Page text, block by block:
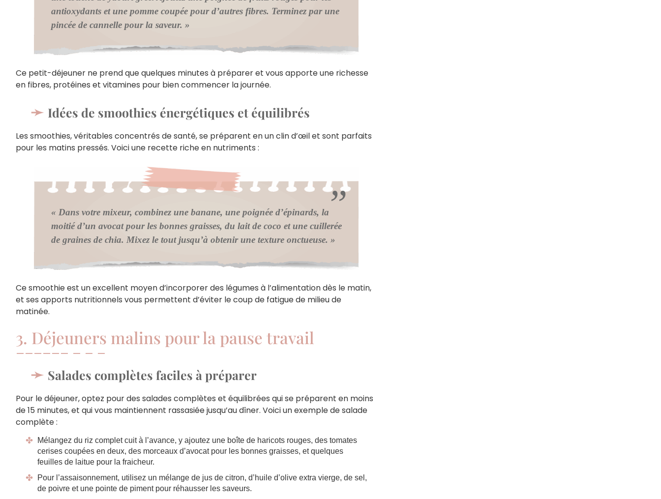
antioxydants et une pomme coupée pour d’autres fibres. Terminez par une
pincée de cannelle pour la saveur. »
Ce petit-déjeuner ne prend que quelques minutes à préparer et vous apporte une richesse
en fibres, protéines et vitamines pour bien commencer la journée.
Idées de smoothies énergétiques et équilibrés
Les smoothies, véritables concentrés de santé, se préparent en un clin d’œil et sont parfaits
pour les matins pressés. Voici une recette riche en nutriments :
« Dans votre mixeur, combinez une banane, une poignée d’épinards, la
moitié d’un avocat pour les bonnes graisses, du lait de coco et une cuillerée
de graines de chia. Mixez le tout jusqu’à obtenir une texture onctueuse. »
Ce smoothie est un excellent moyen d’incorporer des légumes à l’alimentation dès le matin,
et ses apports nutritionnels vous permettent d’éviter le coup de fatigue de milieu de
matinée.
3. Déjeuners malins pour la pause travail
Salades complètes faciles à préparer
Pour le déjeuner, optez pour des salades complètes et équilibrées qui se préparent en moins
de 15 minutes, et qui vous maintiennent rassasiée jusqu’au dîner. Voici un exemple de salade
complète :
Mélangez du riz complet cuit à l’avance, y ajoutez une boîte de haricots rouges, des tomates
cerises coupées en deux, des morceaux d’avocat pour les bonnes graisses, et quelques
feuilles de laitue pour la fraicheur.
Pour l’assaisonnement, utilisez un mélange de jus de citron, d’huile d’olive extra vierge, de sel,
de poivre et une pointe de piment pour réhausser les saveurs.